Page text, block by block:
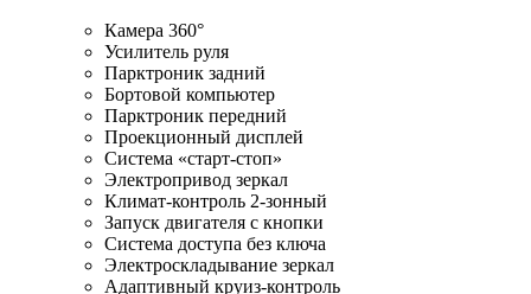
Камера 360°
Усилитель руля
Парктроник задний
Бортовой компьютер
Парктроник передний
Проекционный дисплей
Система «старт-стоп»
Электропривод зеркал
Климат-контроль 2-зонный
Запуск двигателя с кнопки
Система доступа без ключа
Электроскладывание зеркал
Адаптивный круиз-контроль